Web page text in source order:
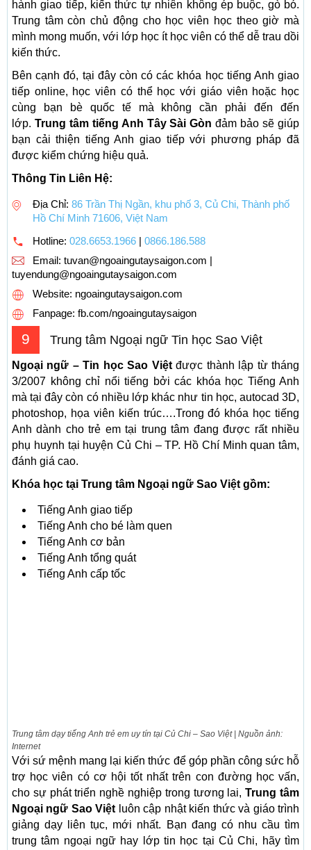
hành giao tiếp, kiến thức tự nhiên không ép buộc, gò bó.
Trung tâm còn chủ động cho học viên học theo giờ mà
mình mong muốn, với lớp học ít học viên có thể dễ trau dồi
kiến thức.
Bên cạnh đó, tại đây còn có các khóa học tiếng Anh giao
tiếp online, học viên có thể học với giáo viên hoặc học
cùng bạn bè quốc tế mà không cần phải đến đến
lớp. Trung tâm tiếng Anh Tây Sài Gòn đảm bảo sẽ giúp
bạn cải thiện tiếng Anh giao tiếp với phương pháp đã
được kiểm chứng hiệu quả.
Thông Tin Liên Hệ:
Địa Chỉ: 86 Trần Thị Ngần, khu phố 3, Củ Chi, Thành phố
Hồ Chí Minh 71606, Việt Nam
Hotline: 028.6653.1966 | 0866.186.588
Email: tuvan@ngoaingutaysaigon.com |
tuyendung@ngoaingutaysaigon.com
Website: ngoaingutaysaigon.com
Fanpage: fb.com/ngoaingutaysaigon
9 Trung tâm Ngoại ngữ Tin học Sao Việt
Ngoại ngữ – Tin học Sao Việtđược thành lập từ tháng
3/2007 không chỉ nổi tiếng bởi các khóa học Tiếng Anh
mà tại đây còn có nhiều lớp khác như tin học, autocad 3D,
photoshop, họa viên kiến trúc….Trong đó khóa học tiếng
Anh dành cho trẻ em tại trung tâm đang được rất nhiều
phụ huynh tại huyện Củ Chi – TP. Hồ Chí Minh quan tâm,
đánh giá cao.
Khóa học tại Trung tâm Ngoại ngữ Sao Việt gồm:
Tiếng Anh giao tiếp
Tiếng Anh cho bé làm quen
Tiếng Anh cơ bản
Tiếng Anh tổng quát
Tiếng Anh cấp tốc
Trung tâm dạy tiếng Anh trẻ em uy tín tại Củ Chi – Sao Việt | Nguồn ảnh:
Internet
Với sứ mệnh mang lại kiến thức để góp phần công sức hỗ
trợ học viên có cơ hội tốt nhất trên con đường học vấn,
cho sự phát triển nghề nghiệp trong tương lai, Trung tâm
Ngoại ngữ Sao Việt luôn cập nhật kiến thức và giáo trình
giảng dạy liên tục, mới nhất. Bạn đang có nhu cầu tìm
trung tâm ngoại ngữ hay lớp tin học tại Củ Chi, hãy tìm